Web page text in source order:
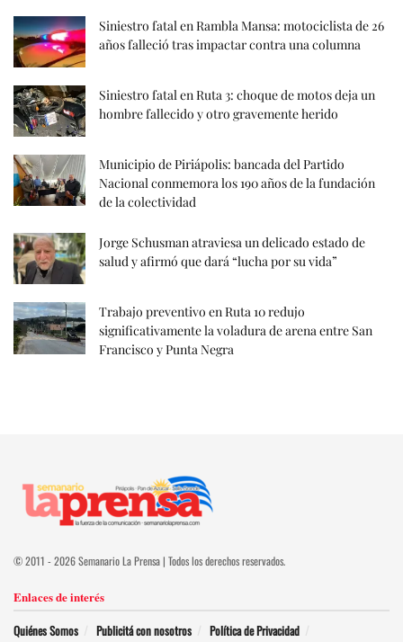
Siniestro fatal en Rambla Mansa: motociclista de 26
años falleció tras impactar contra una columna
Siniestro fatal en Ruta 3: choque de motos deja un
hombre fallecido y otro gravemente herido
Municipio de Piriápolis: bancada del Partido
Nacional conmemora los 190 años de la fundación
de la colectividad
Jorge Schusman atraviesa un delicado estado de
salud y afirmó que dará “lucha por su vida”
Trabajo preventivo en Ruta 10 redujo
significativamente la voladura de arena entre San
Francisco y Punta Negra
© 2011 - 2026 Semanario La Prensa | Todos los derechos reservados.
Enlaces de interés
Quiénes Somos Publicitá con nosotros Política de Privacidad